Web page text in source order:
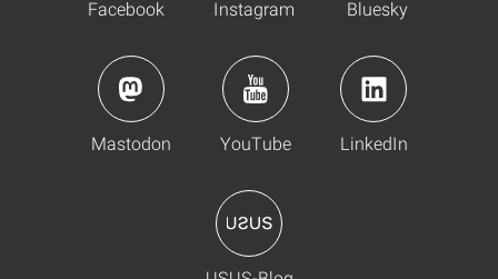
Facebook Instagram Bluesky
Mastodon YouTube LinkedIn